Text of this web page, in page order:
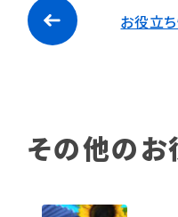
お役立
その他の